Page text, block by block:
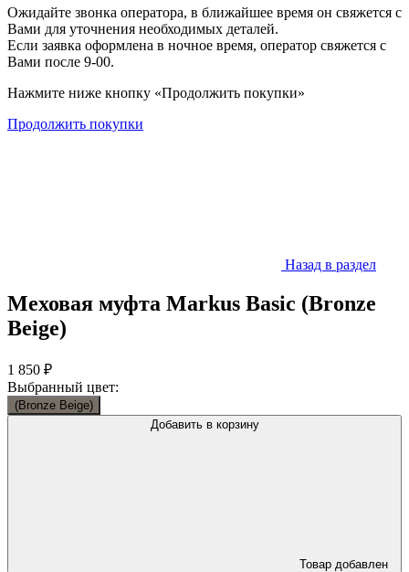
Ожидайте звонка оператора, в ближайшее время он свяжется с
Вами для уточнения необходимых деталей.
Если заявка оформлена в ночное время, оператор свяжется с
Вами после 9-00.
Нажмите ниже кнопку «Продолжить покупки»
Продолжить покупки
Назад в раздел
Меховая муфта Markus Basic (Bronze
Beige)
1 850 ₽
Выбранный цвет:
(Bronze Beige)
Добавить в корзину
Товар добавлен